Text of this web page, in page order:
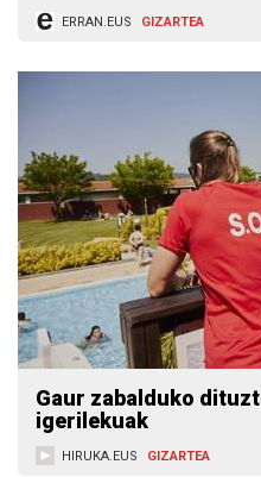
ERRAN.EUS GIZARTEA
Gaur zabalduko
igerilekuak
HIRUKA.EUS GIZARTEA